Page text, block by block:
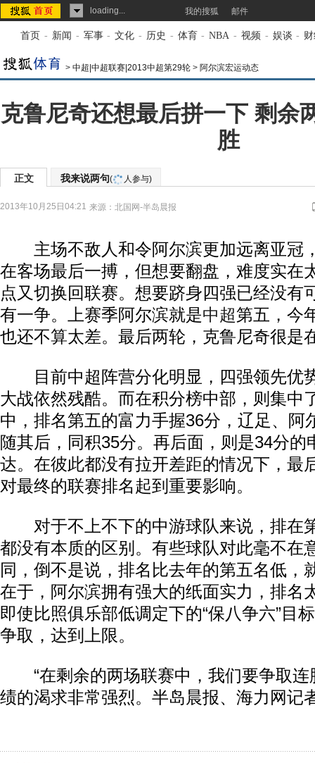
loading... 我的搜狐 邮件
首页 - 新闻 - 军事 - 文化 - 历史 - 体育 - NBA - 视频 - 娱谈 -
> 中超|中超联赛|2013中超第29轮 > 阿尔滨宏运动态
克鲁尼奇还想最后拼一下 剩余
胜
正文 我来说两句( 人参与)
2013年10月25日04:21 来源： 北国网-半岛晨报
主场不敌人和令阿尔滨更加远离亚冠
在客场最后一搏，但想要翻盘，难度实在
点又切换回联赛。想要跻身四强已经没有
有一争。上赛季阿尔滨就是中超第五，今
也还不算太差。最后两轮，克鲁尼奇很是
目前中超阵营分化明显，四强领先优
大战依然残酷。而在积分榜中部，则集中
中，排名第五的富力手握36分，辽足、阿
随其后，同积35分。再后面，则是34分的
达。在彼此都没有拉开差距的情况下，最
对最终的联赛排名起到重要影响。
对于不上不下的中游球队来说，排在
都没有本质的区别。有些球队对此毫不在
同，倒不是说，排名比去年的第五名低，
在于，阿尔滨拥有强大的纸面实力，排名
即使比照俱乐部低调定下的“保八争六”目
争取，达到上限。
“在剩余的两场联赛中，我们要争取连
绩的渴求非常强烈。半岛晨报、海力网记